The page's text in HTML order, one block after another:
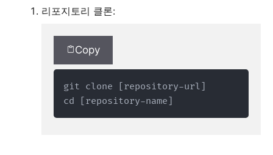
리포지토리 클론:
Copy
git clone [repository-url]
cd [repository-name]